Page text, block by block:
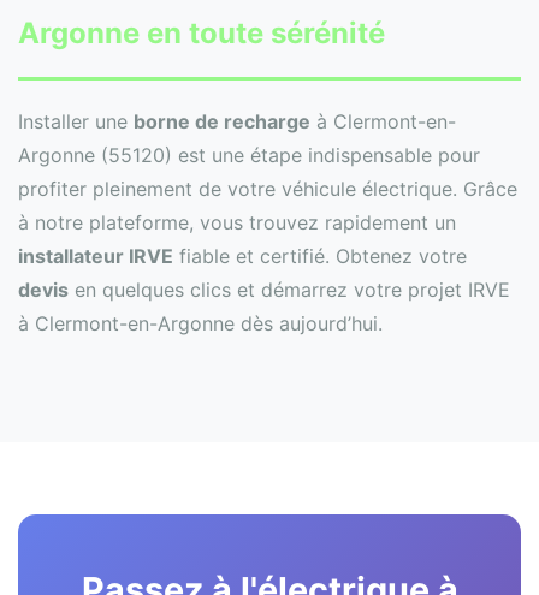
Argonne en toute sérénité
Installer une borne de recharge à Clermont-en-
Argonne (55120) est une étape indispensable pour
profiter pleinement de votre véhicule électrique. Grâce
à notre plateforme, vous trouvez rapidement un
installateur IRVE fiable et certifié. Obtenez votre
devis en quelques clics et démarrez votre projet IRVE
à Clermont-en-Argonne dès aujourd’hui.